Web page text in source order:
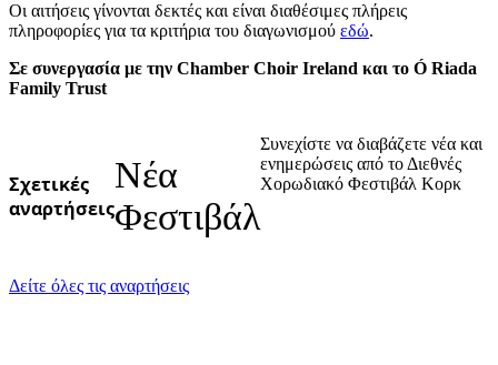
Οι αιτήσεις γίνονται δεκτές και είναι διαθέσιμες πλήρεις
πληροφορίες για τα κριτήρια του διαγωνισμού εδώ.
Σε συνεργασία με την Chamber Choir Ireland και το Ó Riada
Family Trust
Σχετικές
αναρτήσεις
Νέα
Φεστιβάλ
Συνεχίστε να διαβάζετε νέα και
ενημερώσεις από το Διεθνές
Χορωδιακό Φεστιβάλ Κορκ
Δείτε όλες τις αναρτήσεις